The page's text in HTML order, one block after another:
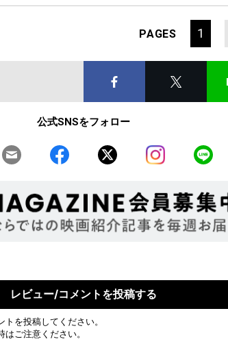
PAGES 1
公式SNSをフォロー
レビュー/コメントを投稿する
を投稿してください。
ご注意ください。